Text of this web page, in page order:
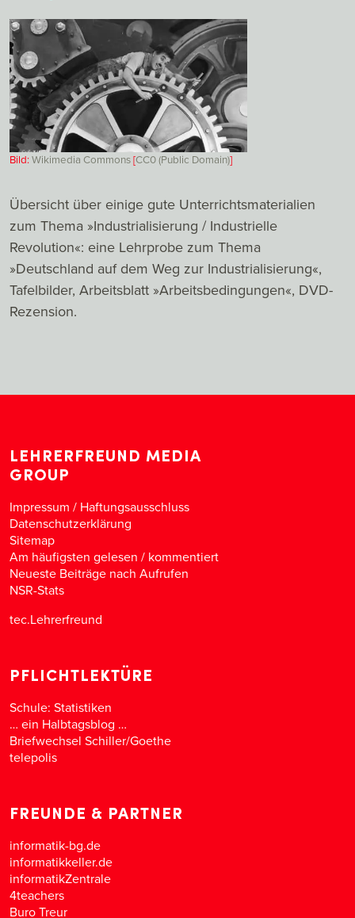
Bild:Wikimedia Commons[CC0 (Public Domain)]
Übersicht über einige gute Unterrichtsmaterialien
zum Thema »Industrialisierung / Industrielle
Revolution«: eine Lehrprobe zum Thema
»Deutschland auf dem Weg zur Industrialisierung«,
Tafelbilder, Arbeitsblatt »Arbeitsbedingungen«, DVD-
Rezension.
LEHRERFREUND MEDIA
GROUP
Impressum / Haftungsausschluss
Datenschutzerklärung
Sitemap
Am häufigsten gelesen / kommentiert
Neueste Beiträge nach Aufrufen
NSR-Stats
tec.Lehrerfreund
PFLICHTLEKTÜRE
Schule: Statistiken
… ein Halbtagsblog …
Briefwechsel Schiller/Goethe
telepolis
FREUNDE & PARTNER
informatik-bg.de
informatikkeller.de
informatikZentrale
4teachers
Buro Treur